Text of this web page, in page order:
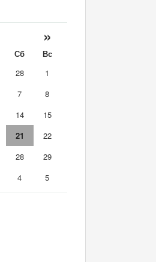
»
Сб
Вс
28
1
7
8
14
15
21
22
28
29
4 5